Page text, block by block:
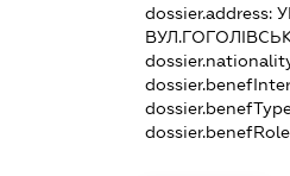
dossier.address: